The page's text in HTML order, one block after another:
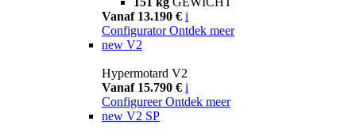
Vanaf 13.190 € i
Configurator Ontdek meer
new V2
Hypermotard V2
Vanaf 15.790 € i
Configureer Ontdek meer
new V2 SP